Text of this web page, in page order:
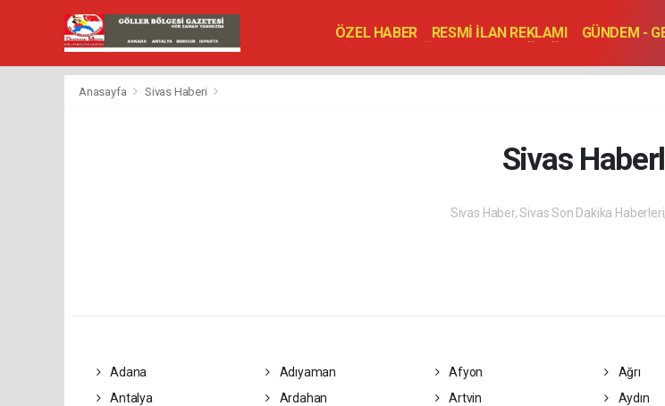
ÖZEL HABER RESMİ İLAN REKLAMI GÜNDEM -
VEFAT EDENLER
TOPLANTI - DÜĞÜN
Anasayfa Sivas Haberi
Sivas
Sivas Haber, Sivas Son Dakika
Adana Adıyaman Afyon Ağrı
Antalya
Ardahan Artvin Aydın